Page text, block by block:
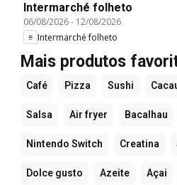
Intermarché folheto
06/08/2026- 12/08/2026
Intermarché folheto
Mais produtos
Café Pizza Sushi
Salsa Air fryer Bacalhau
Nintendo Switch Creatina
Dolce gusto Azeite Açai